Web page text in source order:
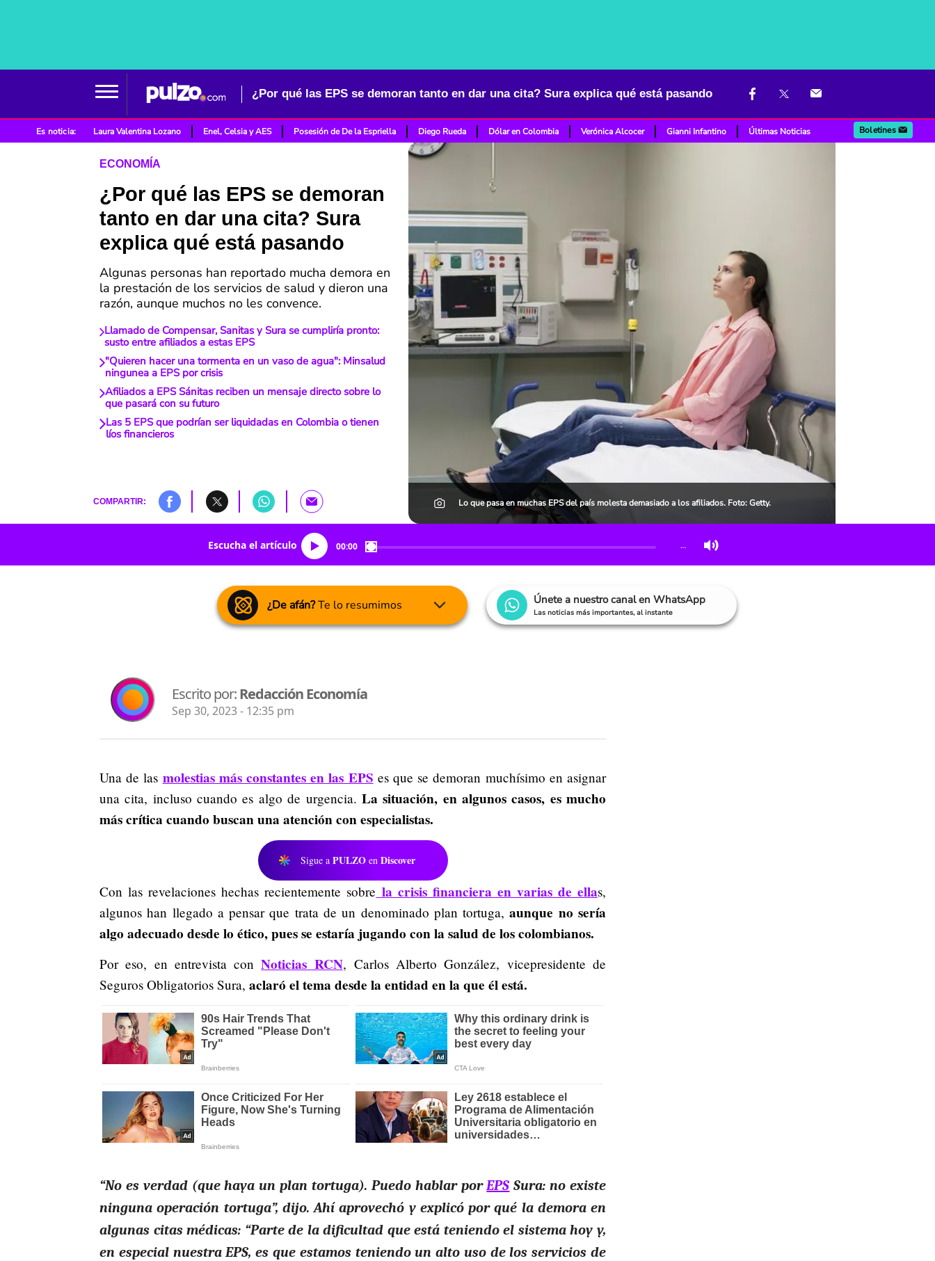
¿Por qué las EPS se demoran tanto en dar una cita? Sura explica qué está pasando
Es noticia: Laura Valentina Lozano Enel, Celsia y AES Posesión de De la Espriella Diego Rueda Dólar en Colombia Verónica Alcocer Gianni Infantino Últimas Noticias Boletines
ECONOMÍA
¿Por qué las EPS se demoran
tanto en dar una cita? Sura
explica qué está pasando
Algunas personas han reportado mucha demora en
la prestación de los servicios de salud y dieron una
razón, aunque muchos no les convence.
Llamado de Compensar, Sanitas y Sura se cumpliría pronto:
susto entre afiliados a estas EPS
"Quieren hacer una tormenta en un vaso de agua": Minsalud
ningunea a EPS por crisis
Afiliados a EPS Sánitas reciben un mensaje directo sobre lo
que pasará con su futuro
Las 5 EPS que podrían ser liquidadas en Colombia o tienen
líos financieros
COMPARTIR: Lo que pasa en muchas EPS del país molesta demasiado a los afiliados. Foto: Getty.
Escucha el artículo 00:00 …
¿De afán?Te lo resumimos Únete a nuestro canal en WhatsApp
Las noticias más importantes, al instante
Escrito por:Redacción Economía
Sep 30, 2023 - 12:35 pm
Una de las molestias más constantes en las EPS es que se demoran muchísimo en asignar
una cita, incluso cuando es algo de urgencia. La situación, en algunos casos, es mucho
más crítica cuando buscan una atención con especialistas.
Sigue a PULZO en Discover
Con las revelaciones hechas recientemente sobre la crisis financiera en varias de ellas,
algunos han llegado a pensar que trata de un denominado plan tortuga,aunque no sería
algo adecuado desde lo ético, pues se estaría jugando con la salud de los colombianos.
Por eso, en entrevista conNoticias RCN, Carlos Alberto González, vicepresidente de
Seguros Obligatorios Sura, aclaró el tema desde la entidad en la que él está.
“No es verdad (que haya un plan tortuga). Puedo hablar porEPS Sura: no existe
ninguna operación tortuga”, dijo. Ahí aprovechó y explicó por qué la demora en
algunas citas médicas: “Parte de la dificultad que está teniendo el sistema hoy y,
en especial nuestra EPS, es que estamos teniendo un alto uso de los servicios de